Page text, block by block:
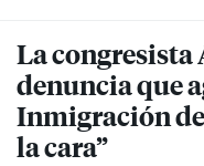
La
denuncia que
Inmigración
la cara”